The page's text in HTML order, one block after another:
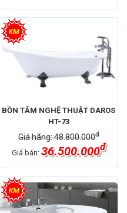
BỒN TẮM NGHỆ THUẬT DAROS
HT-73
Giá hãng: 48.800.000đ
Giá bán: 36.500.000đ